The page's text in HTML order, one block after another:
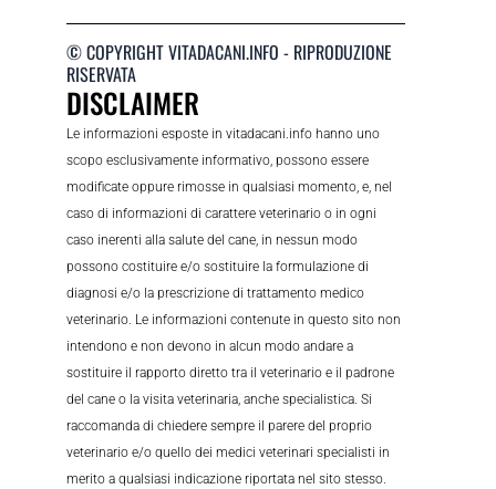
© COPYRIGHT VITADACANI.INFO - RIPRODUZIONE
RISERVATA
DISCLAIMER
Le informazioni esposte in vitadacani.info hanno uno
scopo esclusivamente informativo, possono essere
modificate oppure rimosse in qualsiasi momento, e, nel
caso di informazioni di carattere veterinario o in ogni
caso inerenti alla salute del cane, in nessun modo
possono costituire e/o sostituire la formulazione di
diagnosi e/o la prescrizione di trattamento medico
veterinario. Le informazioni contenute in questo sito non
intendono e non devono in alcun modo andare a
sostituire il rapporto diretto tra il veterinario e il padrone
del cane o la visita veterinaria, anche specialistica. Si
raccomanda di chiedere sempre il parere del proprio
veterinario e/o quello dei medici veterinari specialisti in
merito a qualsiasi indicazione riportata nel sito stesso.